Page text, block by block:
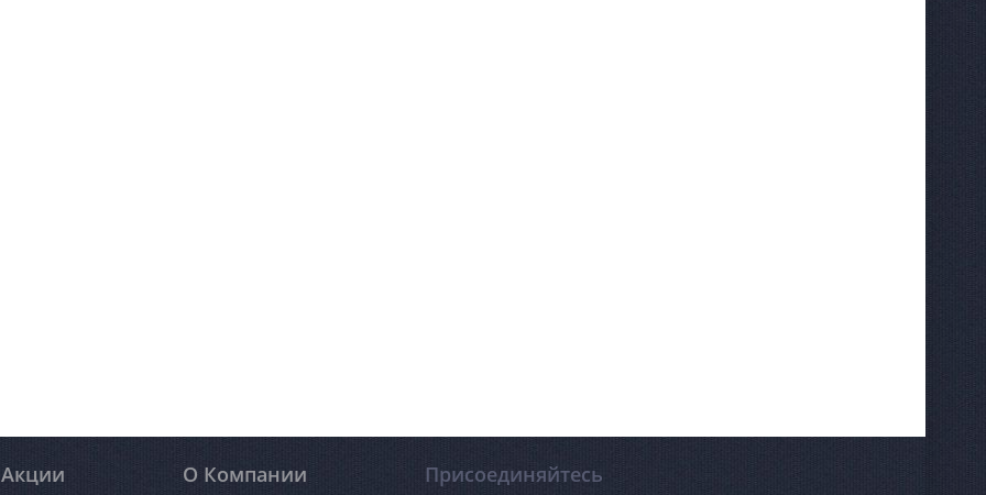
Акции О Компании Присоединяйтесь